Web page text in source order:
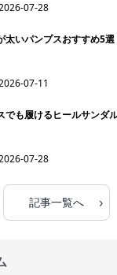
07-28
太いパンプスおすすめ5選
07-11
でも履けるヒールサンダ
07-28
記事一覧へ ›